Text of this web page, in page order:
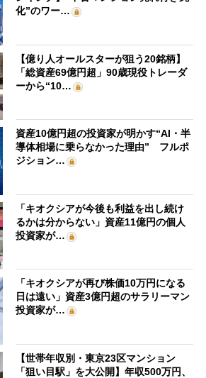
化”のワー…
【億り人オールスターが狙う20銘柄】
「総資産69億円超」90歳現役トレーダ
ーから“10…
資産10億円超の投資家が明かす“AI・半
導体相場に乗らなかった理由” フルポ
ジション…
「キオクシアが今後も利益を出し続け
るかは分からない」資産11億円の個人
投資家が…
「キオクシアが再び株価10万円になる
日は遠い」資産3億円超のサラリーマン
投資家が…
【世帯年収別・東京23区マンション
「狙い目駅」を大公開】年収500万円、